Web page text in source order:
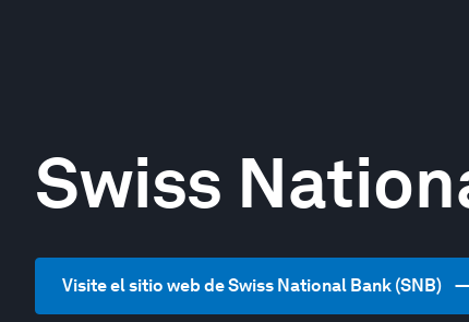
Swiss
Visite el sitio web de Swiss National Bank (SNB)